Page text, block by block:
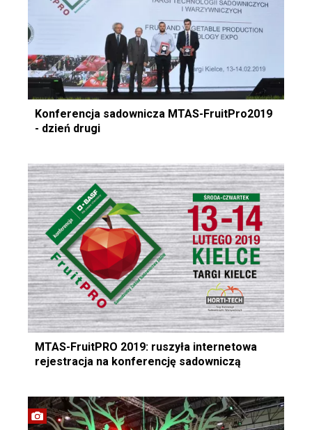
Konferencja sadownicza MTAS-FruitPro2019
- dzień drugi
MTAS-FruitPRO 2019: ruszyła internetowa
rejestracja na konferencję sadowniczą